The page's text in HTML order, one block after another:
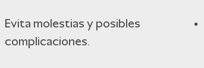
Evita molestias y posibles
complicaciones.